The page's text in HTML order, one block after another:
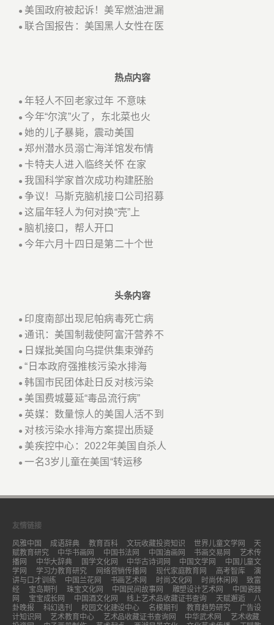
● 美国政府被起诉！美军燃油泄漏
●联合国报告：美国黑人女性在医
热点内容
●年轻人不回老家过年 不意味
● 今年“尔滨”火了，东北菜也火
●她的儿子暴毙，震动美国
● 郑州潜水员溺亡海洋馆发布情
● 卡特夫人进入临终关怀 在家
●我国科学家首次成功构建胚胎
●争议！马斯克脑机接口公司招募
●这届年轻人为何对换“壳”上
● 脑机接口，帮人开口
● 今年六月十四日是第二十个世
头条内容
● 印度南部出现尼帕病毒死亡病
●通讯：美国制裁使阿富汗营养不
● 日媒批美国向乌提供集束弹药
●“日本政府强推核污染水排海
●韩国市民团体赴日反对核污染
● 美国费城蔓延“毒品流行病”
● 英媒：数量惊人的美国人活不到
● 对核污染水排海方案提出质疑
● 美疾控中心：2022年美国自杀人
●一名3岁儿童在美国“转运移
友情链接
风雅中国 成语辞典 教育百科 文玩收藏投资知识 世界儿童文学网
天
赋教育研究
中华书画网 中国书法网 中国油画网 书画交易网
艺术传
播网
中华大辞典 国学文化网 中华古诗词网 中国文学网
中国儿童文
学网
学习力教育研究 网络营销传播网 现代家庭教育网 高考智库
演
讲与口才训练
中国兰花网 书画艺术网 时尚文化网 时尚休闲网
致富
经
宝岛期刊 珠宝文化网 中国民间故事网 雕塑设计艺术网
中国瓷器
网
宝宝成长网 中国酒文化网 线上艺术品收藏证书查询 天赋邂逅
八
卦晚报
科幻选刊 校园文化建设中心 名模期刊 教育趋势研究
广告设
计知识网
艺术教育中心 艺术品收藏证书查询网 中华武术网
艺术收藏